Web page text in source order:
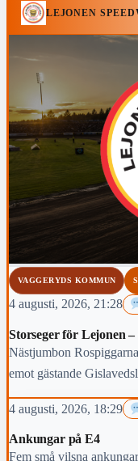
LEJONEN
VAGGERYDS KOMMUN
4 augusti, 2026, 21:28
Storseger för Lejonen
Nästjumbon
emot gästande
4 augusti, 2026, 18:29
Ankungar på E4
Fem små vilsna